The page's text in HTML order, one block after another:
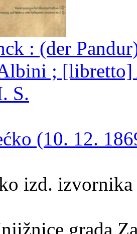
: (der
; [libretto]
S.
(10. 12.
izd.
grada